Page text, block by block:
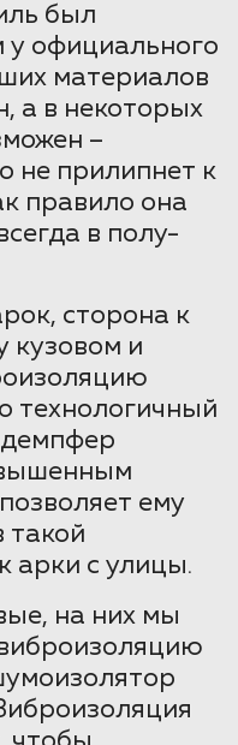
был
у официального
материалов
а в некоторых
–
не прилипнет к
правило она
в полу-
сторона к
кузовом и
технологичный
ему
такой
арки с улицы.
на них мы